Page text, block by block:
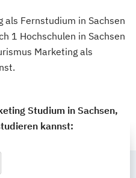
als Fernstudium in Sachsen
1 Hochschulen in Sachsen
Marketing als
Studium in Sachsen,
kannst: